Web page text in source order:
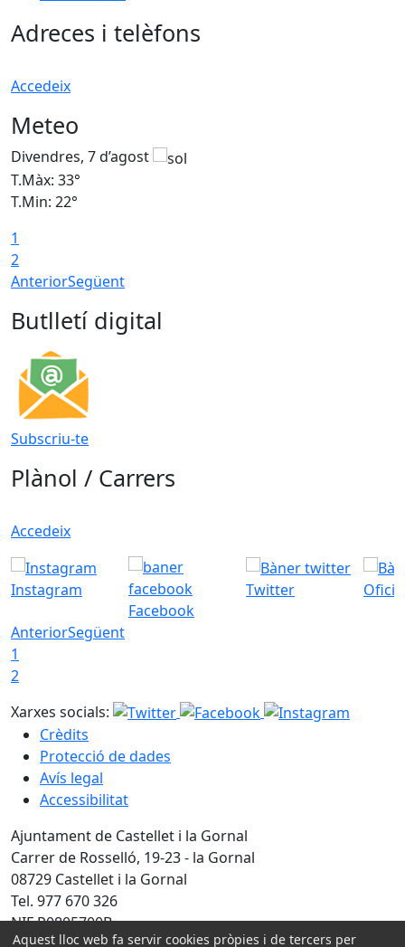
Adreces i telèfons
Accedeix
Meteo
Divendres, 7 d’agost
T.Màx: 33°
T.Min: 22°
1
2
AnteriorSegüent
Butlletí digital
Subscriu-te
Plànol / Carrers
Accedeix
Instagram
Facebook
Twitter
AnteriorSegüent
1
2
Xarxes socials:
Crèdits
Protecció de dades
Avís legal
Accessibilitat
Ajuntament de Castellet i la Gornal
Carrer de Rosselló, 19-23 - la Gornal
08729 Castellet i la Gornal
Tel. 977 670 326
NIF P0805700B
Aquest lloc web fa servir cookies pròpies i de tercers per